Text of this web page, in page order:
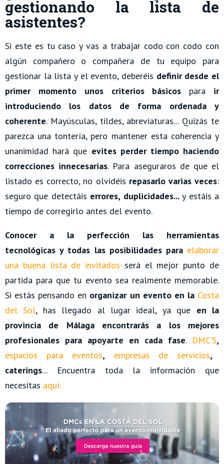
gestionando la lista de
asistentes?
Si este es tu caso y vas a trabajar codo con codo con
algún compañero o compañera de tu equipo para
gestionar la lista y el evento, deberéis definir desde el
primer momento unos criterios básicos para ir
introduciendo los datos de forma ordenada y
coherente. Mayúsculas, tildes, abreviaturas... Quizás te
parezca una tontería, pero mantener esta coherencia y
unanimidad hará que evites perder tiempo haciendo
correcciones innecesarias. Para aseguraros de que el
listado es correcto, no olvidéis repasarlo varias veces:
seguro que detectáis errores, duplicidades...y estáis a
tiempo de corregirlo antes del evento.
Conocer a la perfección las herramientas
tecnológicas y todas las posibilidades paraelaborar
una buena lista de invitados será el mejor punto de
partida para que tu evento sea realmente memorable.
Si estás pensando en organizar un evento en laCosta
del Sol, has llegado al lugar ideal, ya que en la
provincia de Málaga encontrarás a los mejores
profesionales para apoyarte en cada fase.DMC’S,
espacios para eventos, empresas de servicios,
caterings... Encuentra toda la información que
necesitas aquí.